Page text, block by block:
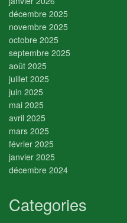
décembre 2025
novembre 2025
octobre 2025
septembre 2025
août 2025
juillet 2025
juin 2025
mai 2025
avril 2025
mars 2025
février 2025
janvier 2025
décembre 2024
Categories